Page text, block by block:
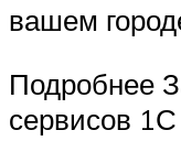
вашем
Подробнее
сервисов 1С